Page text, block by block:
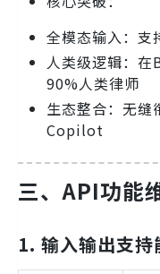
全模态输入：
人类级逻辑：
90%人类律师
生态整合：无
Copilot
三、API功能
1. 输入输出支持